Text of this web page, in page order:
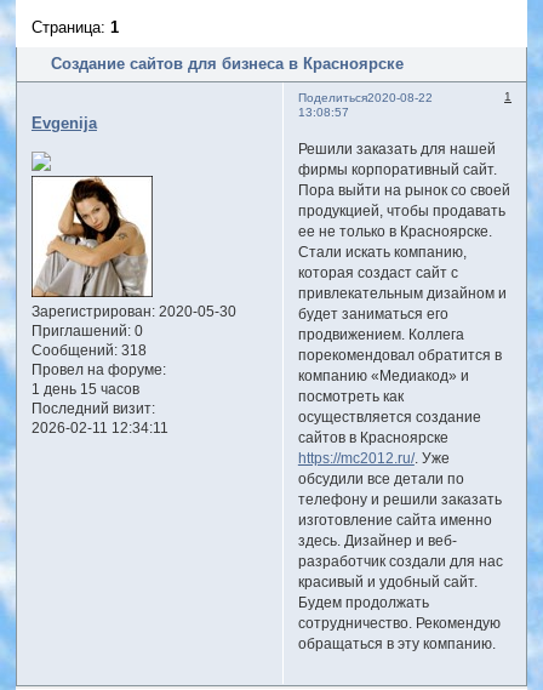
Создание сайтов для бизнеса в Красноярске
Страница:1
Поделиться 1
2020-08-22
13:08:57
Evgenija
Зарегистрирован: 2020-05-30
Приглашений:0
Сообщений:318
Провел на форуме:
1 день 15 часов
Последний визит:
2026-02-11 12:34:11
Решили заказать для нашей
фирмы корпоративный сайт.
Пора выйти на рынок со своей
продукцией, чтобы продавать
ее не только в Красноярске.
Стали искать компанию,
которая создаст сайт с
привлекательным дизайном и
будет заниматься его
продвижением. Коллега
порекомендовал обратится в
компанию «Медиакод» и
посмотреть как
осуществляется создание
сайтов в Красноярске
https://mc2012.ru/. Уже
обсудили все детали по
телефону и решили заказать
изготовление сайта именно
здесь. Дизайнер и веб-
разработчик создали для нас
красивый и удобный сайт.
Будем продолжать
сотрудничество. Рекомендую
обращаться в эту компанию.